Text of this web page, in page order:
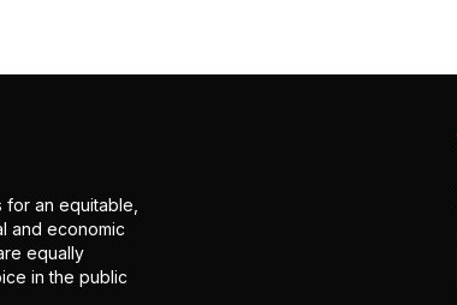
an equitable,
and economic
equally
in the public